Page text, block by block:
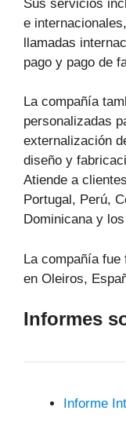
Sus servicios
e
llamadas
pago y pago de
La compañía
personalizadas
externalización
diseño y
Atiende a
Portugal, Perú,
Dominicana y
La compañía fue
en Oleiros,
Informes
Informe